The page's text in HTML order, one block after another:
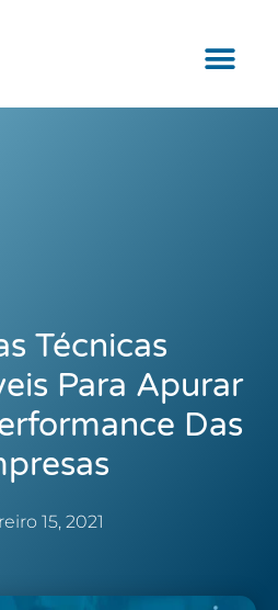
Técnicas
Para Apurar
Das
15, 2021